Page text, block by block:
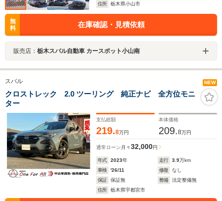
住所
栃木県小山市
無
料
在庫確認・見積依頼
販売店： 栃木スバル自動車 カースポット小山南
スバル NEW
クロストレック 2.0 ツーリング 純正ナビ 全方位モニ
ター
支払総額
219.8万円
本体価格
209.8万円
通常ローン 月々32,000円
年式 2023年 走行 3.9万km
車検
'26/11 修復
なし
保証
保証無 整備
法定整備無
住所
栃木県宇都宮市